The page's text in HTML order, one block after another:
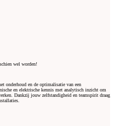
wel worden!
onderhoud en de optimalisatie van een
en elektrische kennis met analytisch inzicht om
Dankzij jouw zelfstandigheid en teamspirit draag